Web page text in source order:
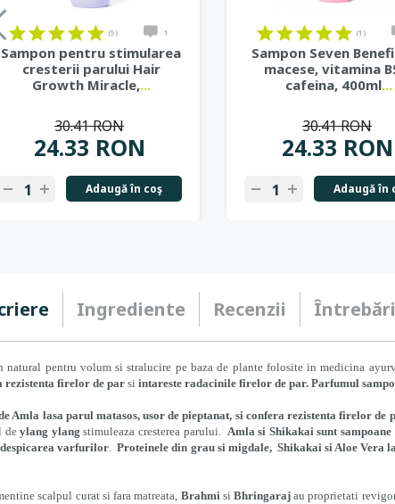
(5) 1
Sampon pentru stimularea
cresterii parului Hair
Growth Miracle,...
24.33 RON
30.41 RON
Adaugă în coş
(1)
Sampon Seven
macese, vitamina
cafeina, 400ml...
24.33 RON
30.41 RON
Adaugă în
Ingrediente Recenzii
natural pentru volum si stralucire pe baza de plante folosite in medicina
rezistenta firelor de par si intareste radacinile firelor de par. Parfumul
Amla lasa parul matasos, usor de pieptanat, si confera rezistenta firelor de
deylang ylang stimuleaza cresterea parului. Amlasi Shikakaisunt
varfurilor. Proteinele din grau si migdale, Shikakai si Aloe Vera
scalpul curat si fara matreata, Brahmisi Bhringarajau proprietati